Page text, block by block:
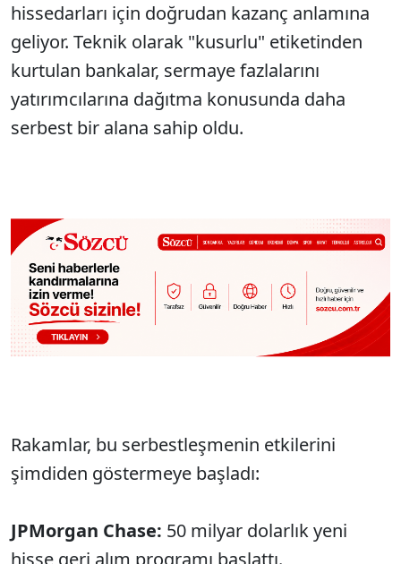
hissedarları için doğrudan kazanç anlamına
geliyor. Teknik olarak "kusurlu" etiketinden
kurtulan bankalar, sermaye fazlalarını
yatırımcılarına dağıtma konusunda daha
serbest bir alana sahip oldu.
Rakamlar, bu serbestleşmenin etkilerini
şimdiden göstermeye başladı:
JPMorgan Chase: 50 milyar dolarlık yeni